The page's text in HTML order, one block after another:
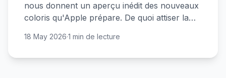
nous donnent un aperçu inédit des nouveaux
coloris qu'Apple prépare. De quoi attiser la
18 May 2026·1 min de lecture